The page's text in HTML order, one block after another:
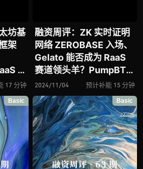
坊基
架
协
L2
AI
17 分钟
融资周评：ZK 实时证明
网络 ZEROBASE 入场、
Gelato 能否成为 RaaS
赛道领头羊？PumpBTC
进击比特币再质押赛道、
“盲计算” 网络 Nillion 进
击隐私赛道
2024/11/04 预计补能 15 分钟
Basic Basic